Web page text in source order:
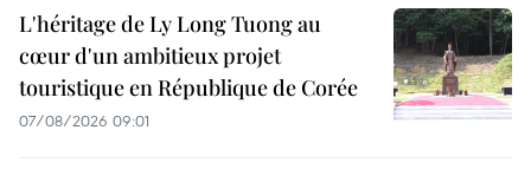
L'héritage de Ly Long Tuong au
cœur d'un ambitieux projet
touristique en République de Corée
07/08/2026 09:01